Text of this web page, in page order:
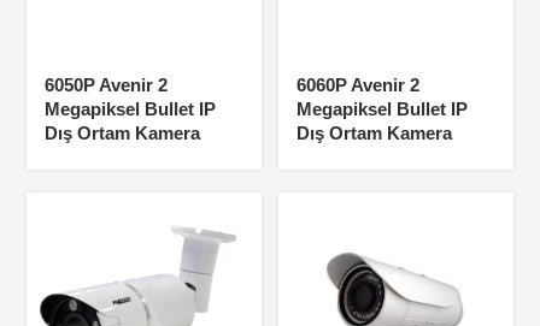
6050P Avenir 2
Megapiksel Bullet IP
Dış Ortam Kamera
6060P Avenir 2
Megapiksel Bullet IP
Dış Ortam Kamera